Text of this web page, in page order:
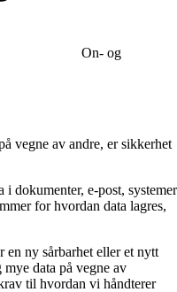
On- og
vegne av andre, er sikkerhet
dokumenter, e-post, systemer
for hvordan data lagres,
en ny sårbarhet eller et nytt
data på vegne av
til hvordan vi håndterer